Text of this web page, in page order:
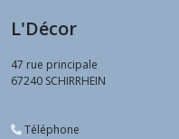
L'Décor
47 rue principale
67240 SCHIRRHEIN
Téléphone